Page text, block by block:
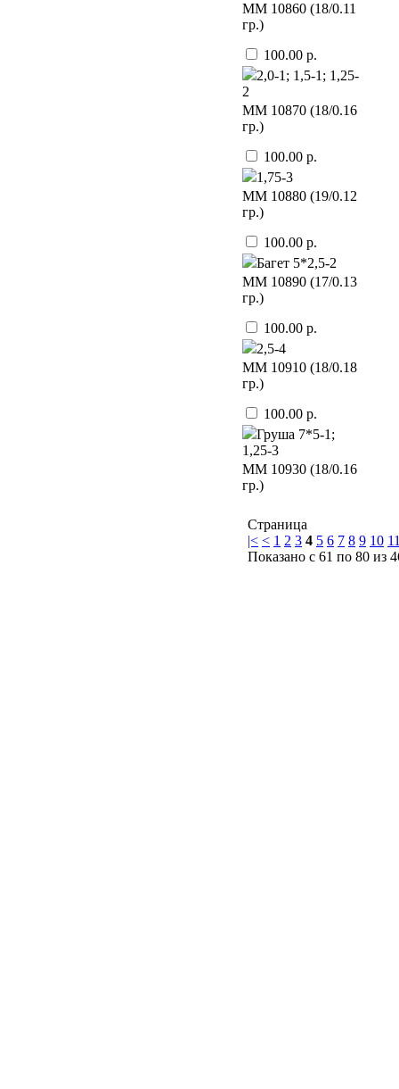
ММ 10860 (18/0.11
гр.)
100.00 р.
2,0-1; 1,5-1; 1,25-
2
ММ 10870 (18/0.16
гр.)
100.00 р.
1,75-3
ММ 10880 (19/0.12
гр.)
100.00 р.
Багет 5*2,5-2
ММ 10890 (17/0.13
гр.)
100.00 р.
2,5-4
ММ 10910 (18/0.18
гр.)
100.00 р.
Груша 7*5-1;
1,25-3
ММ 10930 (18/0.16
гр.)
Страница
|< < 1 2 3 4 5 6 7 8 9 10
Показано с 61 по 80 из